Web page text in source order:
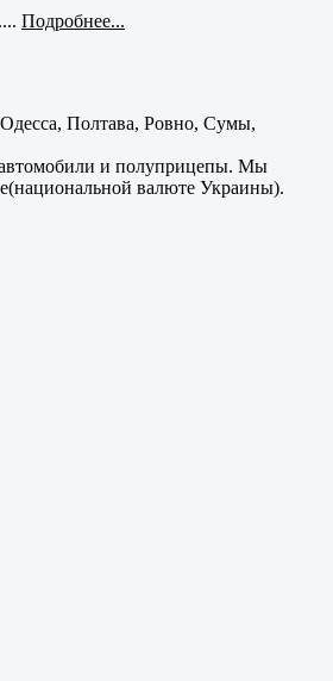
Подробнее...
Полтава, Ровно, Сумы,
автомобили и полуприцепы. Мы
валюте Украины).